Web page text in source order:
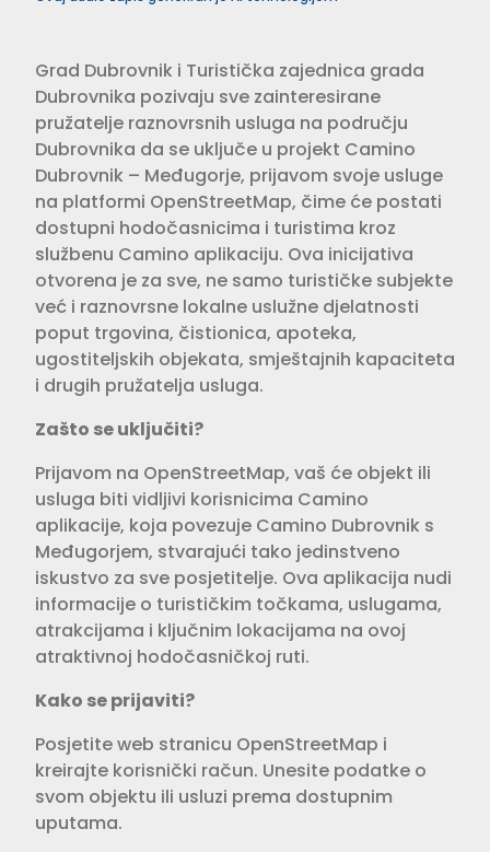
Grad Dubrovnik i Turistička zajednica grada
Dubrovnika pozivaju sve zainteresirane
pružatelje raznovrsnih usluga na području
Dubrovnika da se uključe u projekt Camino
Dubrovnik – Međugorje, prijavom svoje usluge
na platformi OpenStreetMap, čime će postati
dostupni hodočasnicima i turistima kroz
službenu Camino aplikaciju. Ova inicijativa
otvorena je za sve, ne samo turističke subjekte
već i raznovrsne lokalne uslužne djelatnosti
poput trgovina, čistionica, apoteka,
ugostiteljskih objekata, smještajnih kapaciteta
i drugih pružatelja usluga.
Zašto se uključiti?
Prijavom na OpenStreetMap, vaš će objekt ili
usluga biti vidljivi korisnicima Camino
aplikacije, koja povezuje Camino Dubrovnik s
Međugorjem, stvarajući tako jedinstveno
iskustvo za sve posjetitelje. Ova aplikacija nudi
informacije o turističkim točkama, uslugama,
atrakcijama i ključnim lokacijama na ovoj
atraktivnoj hodočasničkoj ruti.
Kako se prijaviti?
Posjetite web stranicu OpenStreetMap i
kreirajte korisnički račun. Unesite podatke o
svom objektu ili usluzi prema dostupnim
uputama.